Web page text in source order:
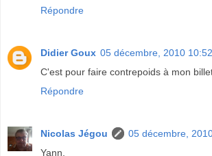
Répondre
Didier Goux 05 décembre, 2010 10:52
C'est pour faire contrepoids à mon
Répondre
Nicolas Jégou
05 décembre,
Yann,